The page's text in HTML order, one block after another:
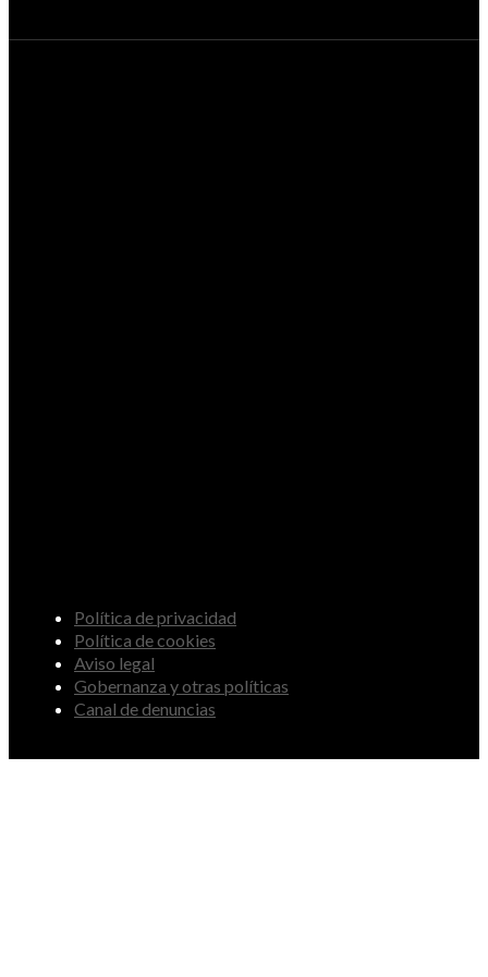
Política de privacidad
Política de cookies
Aviso legal
Gobernanza y otras políticas
Canal de denuncias